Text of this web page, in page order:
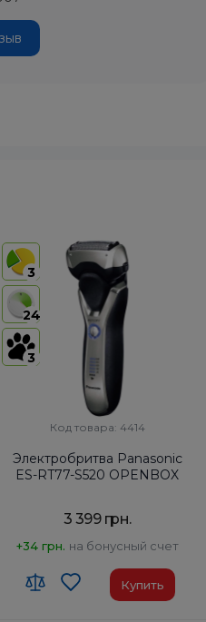
3
24
3
Код товара: 4414
Электробритва Panasonic
ES-RT77-S520 OPENBOX
3 399 грн.
+34 грн. на бонусный счет
Купить